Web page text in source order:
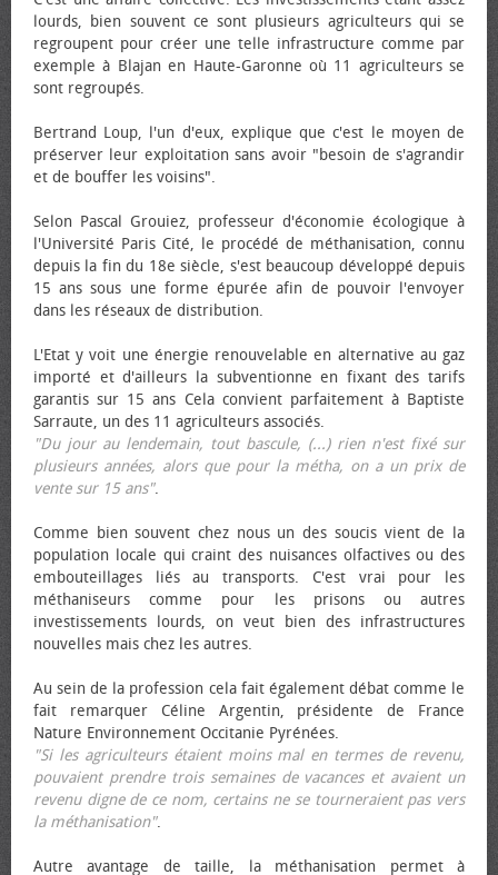
lourds, bien souvent ce sont plusieurs agriculteurs qui se
regroupent pour créer une telle infrastructure comme par
exemple à Blajan en Haute-Garonne où 11 agriculteurs se
sont regroupés.
Bertrand Loup, l'un d'eux, explique que c'est le moyen de
préserver leur exploitation sans avoir "besoin de s'agrandir
et de bouffer les voisins".
Selon Pascal Grouiez, professeur d'économie écologique à
l'Université Paris Cité, le procédé de méthanisation, connu
depuis la fin du 18e siècle, s'est beaucoup développé depuis
15 ans sous une forme épurée afin de pouvoir l'envoyer
dans les réseaux de distribution.
L'Etat y voit une énergie renouvelable en alternative au gaz
importé et d'ailleurs la subventionne en fixant des tarifs
garantis sur 15 ans Cela convient parfaitement à Baptiste
Sarraute, un des 11 agriculteurs associés.
"Du jour au lendemain, tout bascule, (...) rien n'est fixé sur
plusieurs années, alors que pour la métha, on a un prix de
vente sur 15 ans".
Comme bien souvent chez nous un des soucis vient de la
population locale qui craint des nuisances olfactives ou des
embouteillages liés au transports. C'est vrai pour les
méthaniseurs comme pour les prisons ou autres
investissements lourds, on veut bien des infrastructures
nouvelles mais chez les autres.
Au sein de la profession cela fait également débat comme le
fait remarquer Céline Argentin, présidente de France
Nature Environnement Occitanie Pyrénées.
"Si les agriculteurs étaient moins mal en termes de revenu,
pouvaient prendre trois semaines de vacances et avaient un
revenu digne de ce nom, certains ne se tourneraient pas vers
la méthanisation".
Autre avantage de taille, la méthanisation permet à